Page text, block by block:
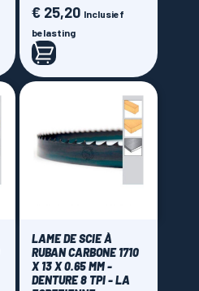
Prijs
€ 25,20 Inclusief
belasting
LAME DE SCIE À
RUBAN CARBONE 1710
X 13 X 0.65 MM -
DENTURE 8 TPI - LA